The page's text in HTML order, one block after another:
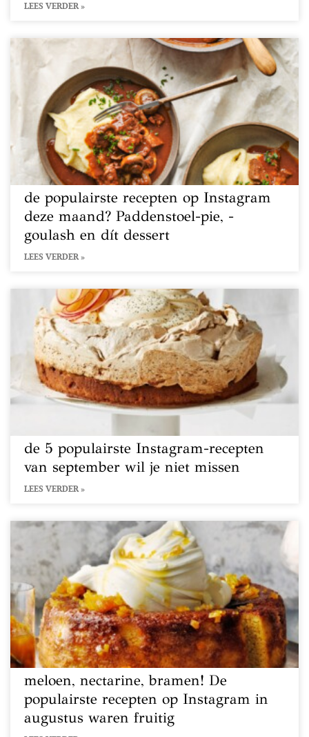
LEES VERDER »
de populairste recepten op Instagram
deze maand? Paddenstoel-pie, -
goulash en dít dessert
LEES VERDER »
de 5 populairste Instagram-recepten
van september wil je niet missen
LEES VERDER »
meloen, nectarine, bramen! De
populairste recepten op Instagram in
augustus waren fruitig